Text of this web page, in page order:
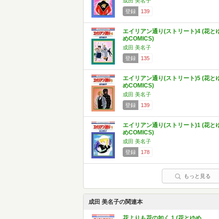
登録
139
エイリアン通り(ストリート)4 (花と
めCOMICS)
成田 美名子
登録
135
エイリアン通り(ストリート)5 (花と
めCOMICS)
成田 美名子
登録
139
エイリアン通り(ストリート)1 (花と
めCOMICS)
成田 美名子
登録
178
もっと見る
成田 美名子の関連本